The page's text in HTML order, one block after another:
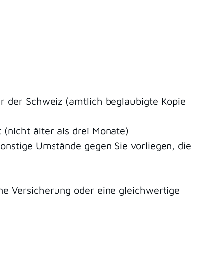
der Schweiz (amtlich beglaubigte Kopie
älter als drei Monate)
Umstände gegen Sie vorliegen, die
Versicherung oder eine gleichwertige